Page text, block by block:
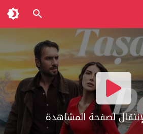
لصفحة المشاهدة